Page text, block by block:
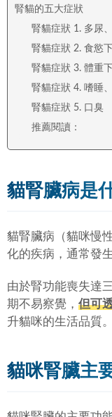
腎貓的五大症狀
腎貓症狀 1. 多尿
腎貓症狀 2. 食慾
腎貓症狀 3. 體重
腎貓症狀 4. 嗜睡
腎貓症狀 5. 口臭
推薦閱讀：
貓腎臟病是
貓腎臟病（貓咪慢
化的疾病，通常發
由於腎功能喪失達
期不易察覺， 但可
升貓咪的生活品質。
貓咪腎臟主